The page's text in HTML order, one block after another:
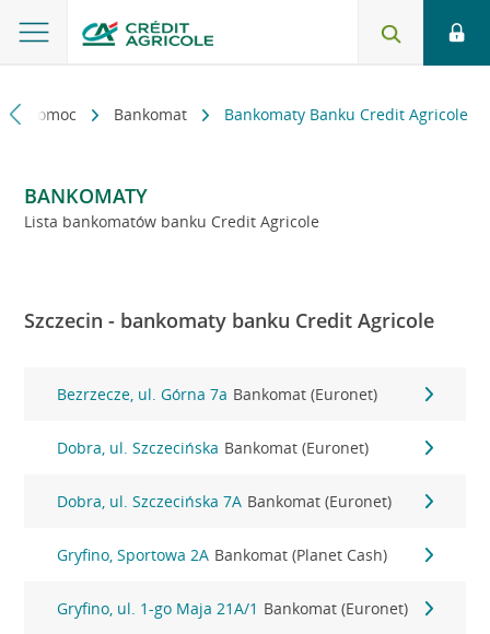
i pomoc Bankomat Bankomaty Banku Credit Agricole
BANKOMATY
Lista bankomatów banku Credit Agricole
Szczecin - bankomaty banku Credit Agricole
Bezrzecze, ul. Górna 7a Bankomat (Euronet)
Dobra, ul. Szczecińska Bankomat (Euronet)
Dobra, ul. Szczecińska 7A Bankomat (Euronet)
Gryfino, Sportowa 2A Bankomat (Planet Cash)
Gryfino, ul. 1-go Maja 21A/1 Bankomat (Euronet)